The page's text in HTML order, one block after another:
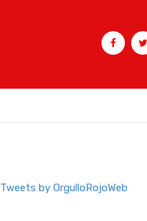
Tweets by OrgulloRojoWeb